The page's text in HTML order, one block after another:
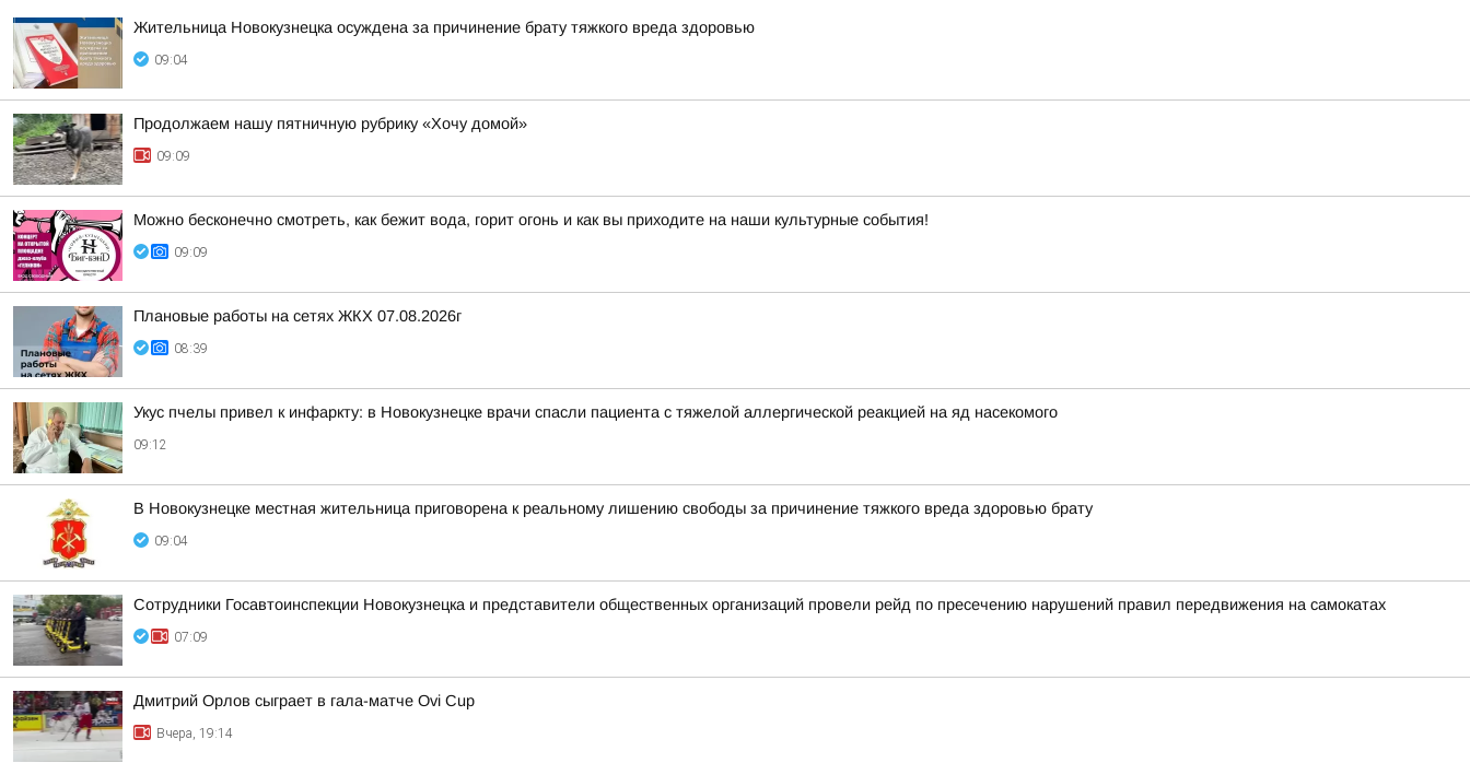
Жительница Новокузнецка осуждена за причинение брату тяжкого вреда здоровью
09:04
Продолжаем нашу пятничную рубрику «Хочу домой»
09:09
Можно бесконечно смотреть, как бежит вода, горит огонь и как вы приходите на наши культурные события!
09:09
Плановые работы на сетях ЖКХ 07.08.2026г
08:39
Укус пчелы привел к инфаркту: в Новокузнецке врачи спасли пациента с тяжелой аллергической реакцией на яд насекомого
09:12
В Новокузнецке местная жительница приговорена к реальному лишению свободы за причинение тяжкого вреда здоровью брату
09:04
Сотрудники Госавтоинспекции Новокузнецка и представители общественных организаций провели рейд по пресечению нарушений правил передвижения на самокатах
07:09
Дмитрий Орлов сыграет в гала-матче Ovi Cup
Вчера, 19:14